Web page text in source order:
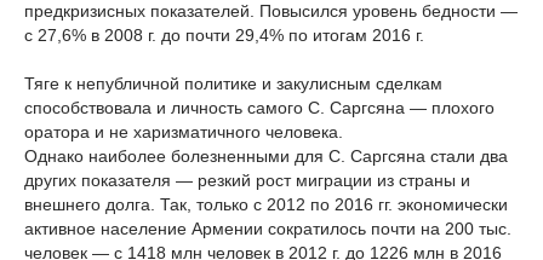
предкризисных показателей. Повысился уровень бедности —
с 27,6% в 2008 г. до почти 29,4% по итогам 2016 г.
Тяге к непубличной политике и закулисным сделкам
способствовала и личность самого С. Саргсяна — плохого
оратора и не харизматичного человека.
Однако наиболее болезненными для С. Саргсяна стали два
других показателя — резкий рост миграции из страны и
внешнего долга. Так, только с 2012 по 2016 гг. экономически
активное население Армении сократилось почти на 200 тыс.
человек — с 1418 млн человек в 2012 г. до 1226 млн в 2016